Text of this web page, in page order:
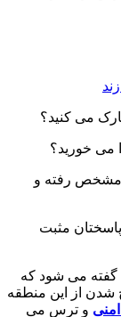
می کنید؟
می خورید؟
مشخص رفته و
مثبت
گفته می شود که
شدن از این منطقه
و ترس می